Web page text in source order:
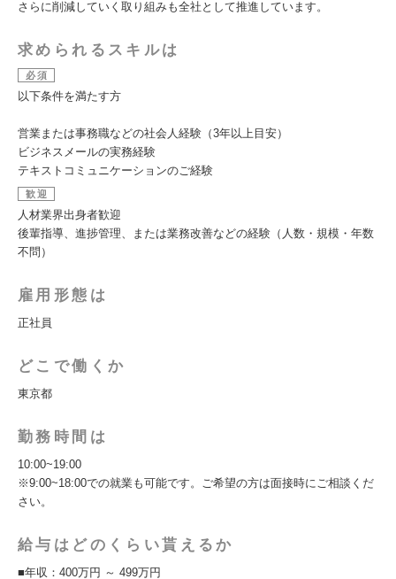
さらに削減していく取り組みも全社として推進しています。
求められるスキルは
必須
以下条件を満たす方
営業または事務職などの社会人経験（3年以上目安）
ビジネスメールの実務経験
テキストコミュニケーションのご経験
歓迎
人材業界出身者歓迎
後輩指導、進捗管理、または業務改善などの経験（人数・規模・年数
不問）
雇用形態は
正社員
どこで働くか
東京都
勤務時間は
10:00~19:00
※9:00~18:00での就業も可能です。ご希望の方は面接時にご相談くだ
さい。
給与はどのくらい貰えるか
■年収：400万円 ～ 499万円